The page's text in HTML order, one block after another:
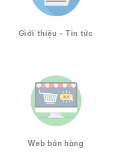
Giới thiệu - Tin tức
Web bán hàng